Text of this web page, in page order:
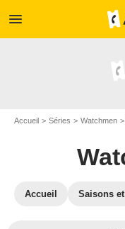
menu
Accueil Séries Watchmen
Accueil Saisons